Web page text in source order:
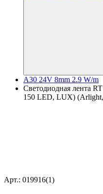
A30 24V 8mm 2.9 W/m
Светодиодная лента
150 LED, LUX)
Арт.: 019916(1)